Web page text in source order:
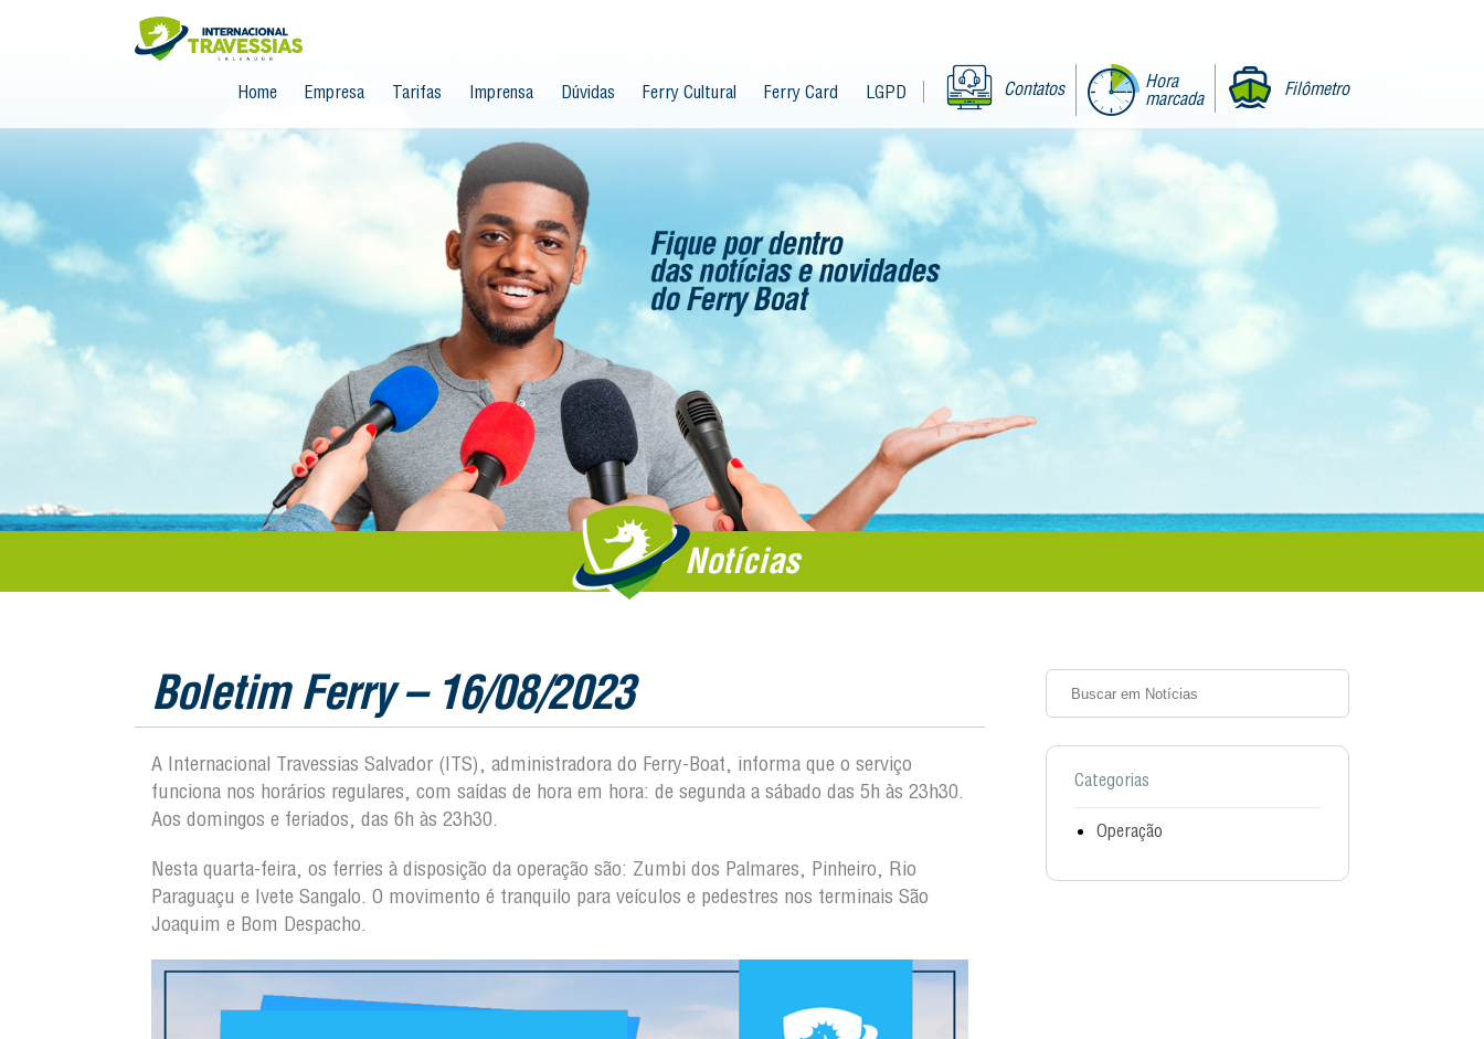
Contatos
Hora
marcada
Filômetro
Home Empresa Tarifas Imprensa Dúvidas Ferry Cultural Ferry Card LGPD
Notícias
Boletim Ferry – 16/08/2023
A Internacional Travessias Salvador (ITS), administradora do Ferry-Boat, informa que o serviço
funciona nos horários regulares, com saídas de hora em hora: de segunda a sábado das 5h às 23h30.
Aos domingos e feriados, das 6h às 23h30.
Nesta quarta-feira, os ferries à disposição da operação são: Zumbi dos Palmares, Pinheiro, Rio
Paraguaçu e Ivete Sangalo. O movimento é tranquilo para veículos e pedestres nos terminais São
Joaquim e Bom Despacho.
Categorias
Operação